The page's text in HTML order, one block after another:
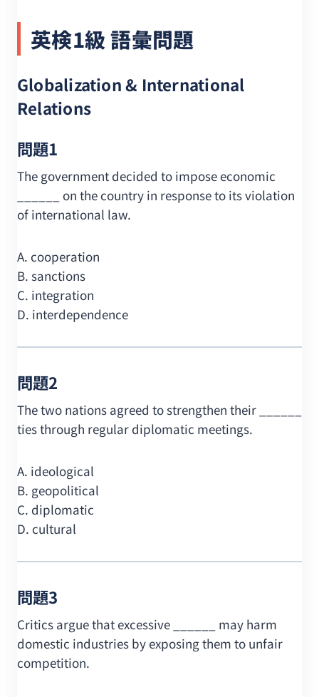
英検1級 語彙問題
Globalization & International
Relations
問題1
The government decided to impose economic
______ on the country in response to its violation
of international law.
A. cooperation
B. sanctions
C. integration
D. interdependence
問題2
The two nations agreed to strengthen their ______
ties through regular diplomatic meetings.
A. ideological
B. geopolitical
C. diplomatic
D. cultural
問題3
Critics argue that excessive ______ may harm
domestic industries by exposing them to unfair
competition.